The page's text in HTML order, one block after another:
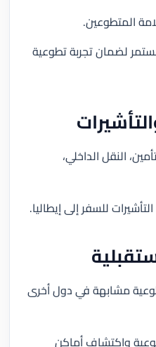
المتطوعين.
لضمان تجربة تطوعية
النقل الداخلي،
للسفر إلى إيطاليا.
مشابهة في دول أخرى
واكتشاف أماكن